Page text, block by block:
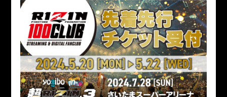
RIZIN師走の超強者祭り 超RIZIN.5 浪速の超復活祭り
超RIZIN.4 真夏の喧嘩祭り RIZIN男祭り 超RIZIN.3
超RIZIN.2 超RIZIN RIZIN WORLD SERIES in KOREA
RIZIN.54 RIZIN.53 RIZIN.52 RIZIN.51